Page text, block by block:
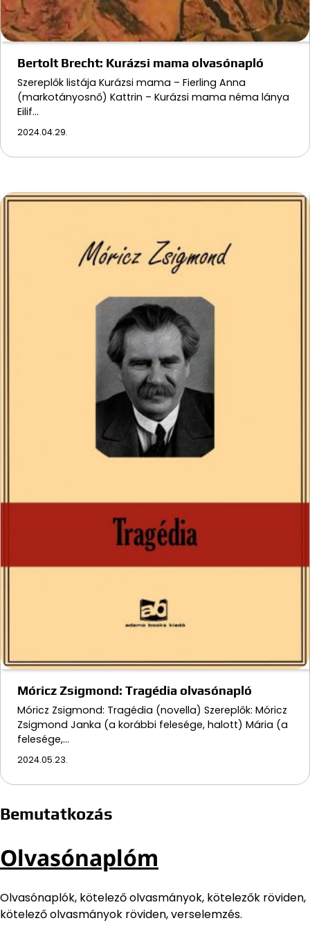
Bertolt Brecht: Kurázsi mama olvasónapló
Szereplők listája Kurázsi mama – Fierling Anna
(markotányosnő) Kattrin – Kurázsi mama néma lánya
Eilif…
2024.04.29.
Móricz Zsigmond: Tragédia olvasónapló
Móricz Zsigmond: Tragédia (novella) Szereplők: Móricz
Zsigmond Janka (a korábbi felesége, halott) Mária (a
felesége,…
2024.05.23.
Bemutatkozás
Olvasónaplóm
Olvasónaplók, kötelező olvasmányok, kötelezők röviden,
kötelező olvasmányok röviden, verselemzés.